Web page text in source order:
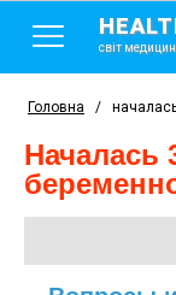
світ
Головна /
началась 39 неделя